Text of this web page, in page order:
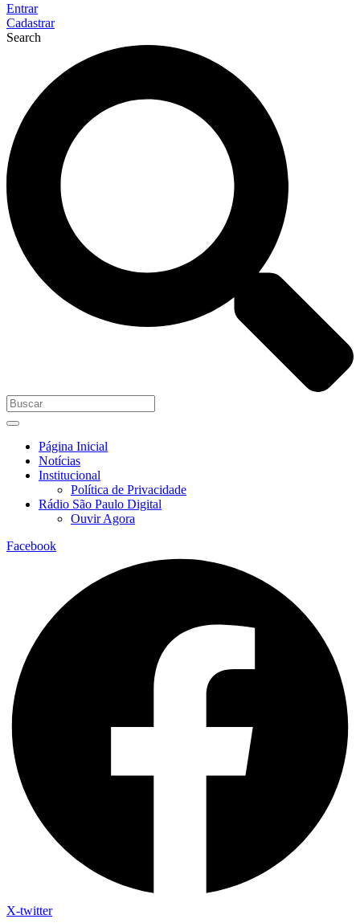
Entrar
Cadastrar
Search
Página Inicial
Notícias
Institucional
Política de Privacidade
Rádio São Paulo Digital
Ouvir Agora
Facebook
X-twitter